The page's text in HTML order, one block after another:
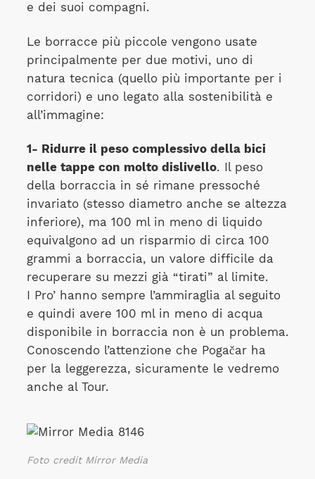
e dei suoi compagni.
Le borracce più piccole vengono usate
principalmente per due motivi, uno di
natura tecnica (quello più importante per i
corridori) e uno legato alla sostenibilità e
all’immagine:
1- Ridurre il peso complessivo della bici
nelle tappe con molto dislivello. Il peso
della borraccia in sé rimane pressoché
invariato (stesso diametro anche se altezza
inferiore), ma 100 ml in meno di liquido
equivalgono ad un risparmio di circa 100
grammi a borraccia, un valore difficile da
recuperare su mezzi già “tirati” al limite.
I Pro’ hanno sempre l’ammiraglia al seguito
e quindi avere 100 ml in meno di acqua
disponibile in borraccia non è un problema.
Conoscendo l’attenzione che Pogačar ha
per la leggerezza, sicuramente le vedremo
anche al Tour.
Foto credit Mirror Media